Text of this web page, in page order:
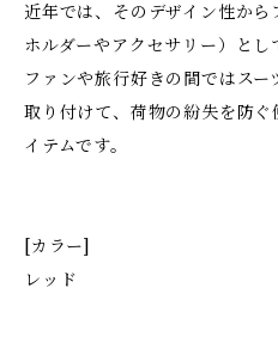
近年では、そのデザイン性か
ホルダーやアクセサリー）と
ファンや旅行好きの間ではス
取り付けて、荷物の紛失を防
イテムです。
[カラー]
レッド